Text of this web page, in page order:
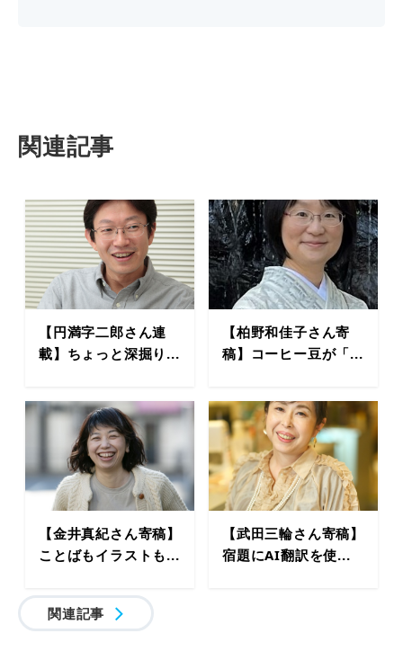
関連記事
【円満字二郎さん連
載】ちょっと深掘り...
【柏野和佳子さん寄
稿】コーヒー豆が「...
【金井真紀さん寄稿】
ことばもイラストも...
【武田三輪さん寄稿】
宿題にAI翻訳を使...
関連記事